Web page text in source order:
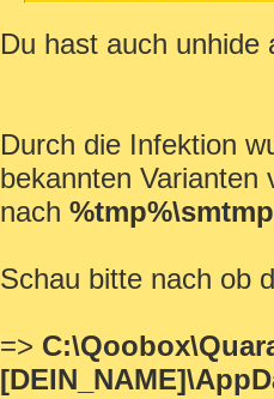
Du hast auch unhide
Durch die Infektion
bekannten Varianten
nach %tmp%\smtmp
Schau bitte nach ob
=>